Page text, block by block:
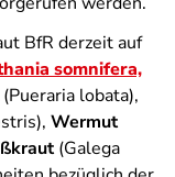
BfR derzeit auf
somnifera,
(Pueraria lobata),
Wermut
(Galega